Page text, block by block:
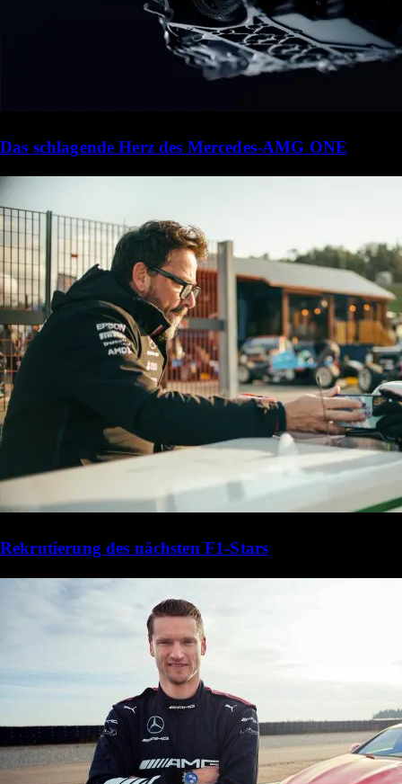
Das schlagende Herz des Mercedes-AMG ONE
Rekrutierung des nächsten F1-Stars